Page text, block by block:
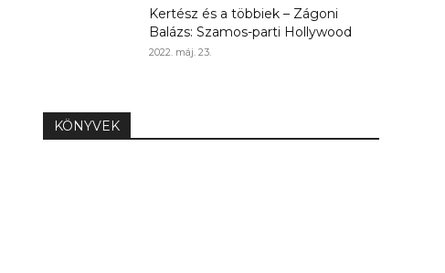
Kertész és a többiek – Zágoni
Balázs: Szamos-parti Hollywood
2022. máj. 23.
KÖNYVEK